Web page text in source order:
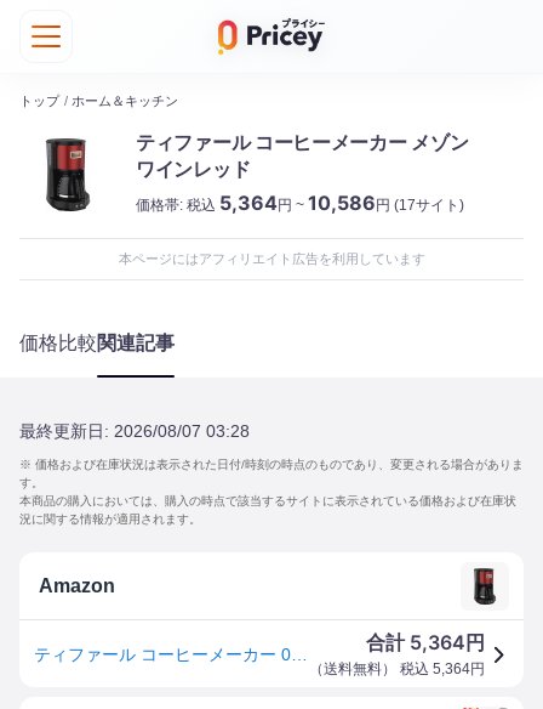
トップ / ホーム＆キッチン
ティファール コーヒーメーカー メゾン
ワインレッド
価格帯: 税込 5,364円 ~ 10,586円 (17サイト)
本ページにはアフィリエイト広告を利用しています
価格比較関連記事
最終更新日: 2026/08/07 03:28
※ 価格および在庫状況は表示された日付/時刻の時点のものであり、変更される場合がありま
す。
本商品の購入においては、購入の時点で該当するサイトに表示されている価格および在庫状
況に関する情報が適用されます。
Amazon
合計 5,364 円
（送料無料） 税込 5,364円